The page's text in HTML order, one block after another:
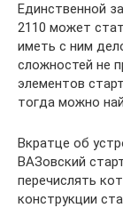
Единственной
2110 может
иметь с ним
сложностей не
элементов
тогда можно
Вкратце об
ВАЗовский
перечислять
конструкции